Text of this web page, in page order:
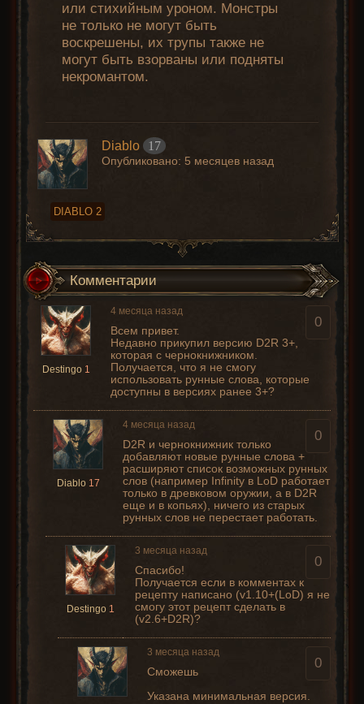
или стихийным уроном. Монстры
не только не могут быть
воскрешены, их трупы также не
могут быть взорваны или подняты
некромантом.
Diablo 17
Опубликовано: 5 месяцев назад
DIABLO 2
Комментарии
Destingo 1
0
4 месяца назад
Всем привет.
Недавно прикупил версию D2R 3+,
которая с чернокнижником.
Получается, что я не смогу
использовать рунные слова, которые
доступны в версиях ранее 3+?
Diablo 17
0
4 месяца назад
D2R и чернокнижник только
добавляют новые рунные слова +
расширяют список возможных рунных
слов (например Infinity в LoD работает
только в древковом оружии, а в D2R
еще и в копьях), ничего из старых
рунных слов не перестает работать.
Destingo 1
0
3 месяца назад
Спасибо!
Получается если в комментах к
рецепту написано (v1.10+(LoD) я не
смогу этот рецепт сделать в
(v2.6+D2R)?
0
3 месяца назад
Сможешь
Указана минимальная версия.